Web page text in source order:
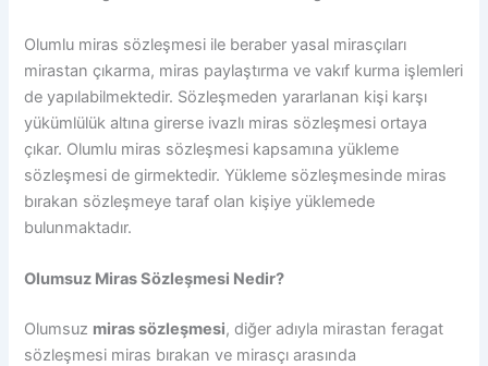
Olumlu miras sözleşmesi ile beraber yasal mirasçıları
mirastan çıkarma, miras paylaştırma ve vakıf kurma işlemleri
de yapılabilmektedir. Sözleşmeden yararlanan kişi karşı
yükümlülük altına girerse ivazlı miras sözleşmesi ortaya
çıkar. Olumlu miras sözleşmesi kapsamına yükleme
sözleşmesi de girmektedir. Yükleme sözleşmesinde miras
bırakan sözleşmeye taraf olan kişiye yüklemede
bulunmaktadır.
Olumsuz Miras Sözleşmesi Nedir?
Olumsuz miras sözleşmesi, diğer adıyla mirastan feragat
sözleşmesi miras bırakan ve mirasçı arasında